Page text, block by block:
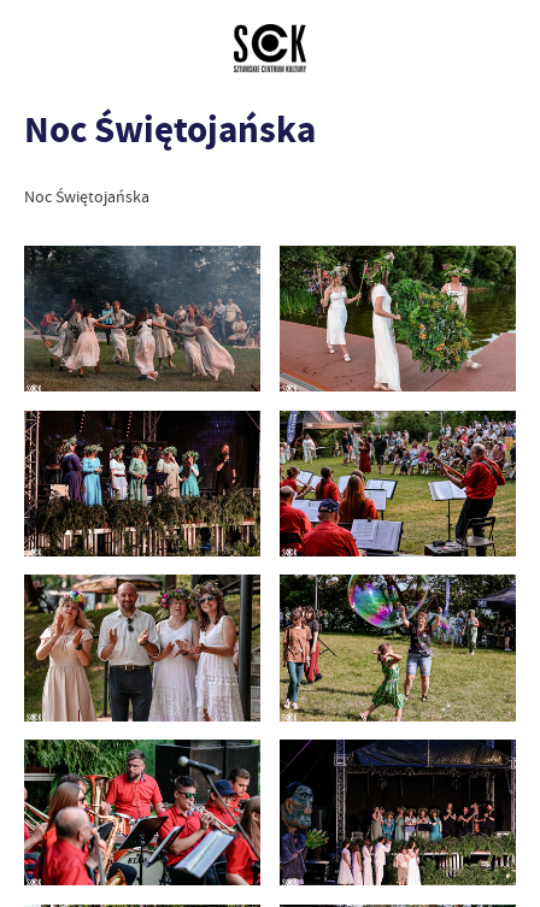
Noc Świętojańska
Noc Świętojańska